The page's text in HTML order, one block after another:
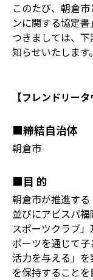
このたび、朝倉
ンに関する協定書
つきましては、
知らせいたします。
【フレンドリー
■締結自治体
朝倉市
■目 的
朝倉市が推進する
並びにアビスパ
スポーツクラブ
ポーツを通じて
活力を与える」
を保持することを